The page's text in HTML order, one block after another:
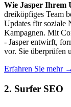
Wie Jasper Ihrem
dreiköpfiges Team
Updates für soziale
Kampagnen. Mit
- Jasper entwirft,
vor. Sie überprüfen
Erfahren Sie mehr
2. Surfer SEO